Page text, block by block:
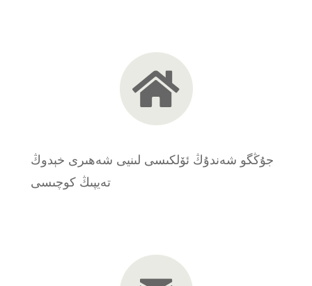
جۇڭگو شەندۇڭ ئۆلكىسى لىنيى شەھىرى خېدوڭ
تەيپىڭ كوچىسى